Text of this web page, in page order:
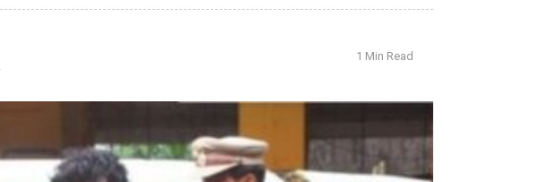
1 Min Read